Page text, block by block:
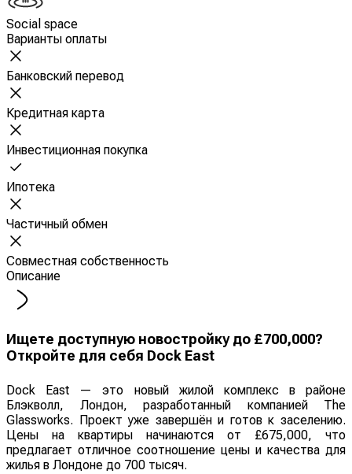
Social space
Варианты оплаты
Банковский перевод
Кредитная карта
Инвестиционная покупка
Ипотека
Частичный обмен
Совместная собственность
Описание
Ищете доступную новостройку до £700,000?
Откройте для себя Dock East
Dock East — это новый жилой комплекс в районе
Блэкволл, Лондон, разработанный компанией The
Glassworks. Проект уже завершён и готов к заселению.
Цены на квартиры начинаются от £675,000, что
предлагает отличное соотношение цены и качества для
жилья в Лондоне до 700 тысяч.